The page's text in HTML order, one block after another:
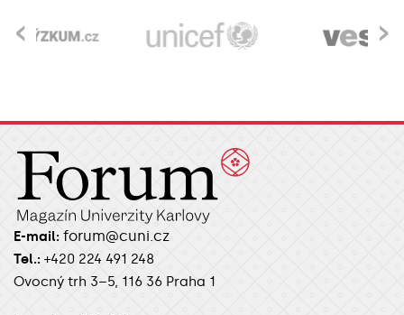
›
‹
E-mail: forum@cuni.cz
Tel.: +420 224 491 248
Ovocný trh 3–5, 116 36 Praha 1